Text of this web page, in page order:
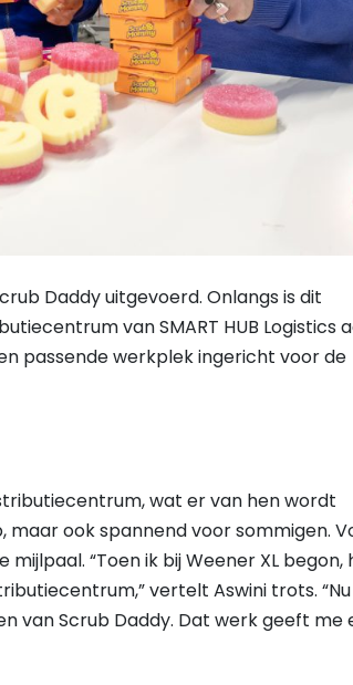
Daddy uitgevoerd. Onlangs is dit
van SMART HUB Logistics
passende werkplek ingericht voor de
wat er van hen wordt
ook spannend voor sommigen.
“Toen ik bij Weener XL begon,
vertelt Aswini trots.
van Scrub Daddy. Dat werk geeft me